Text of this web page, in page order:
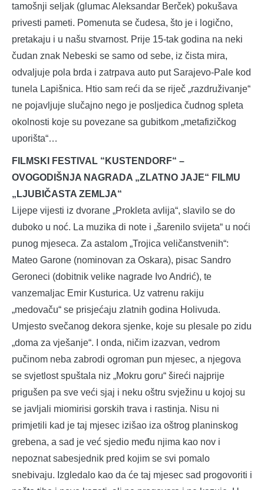
tamošnji seljak (glumac Aleksandar Berček) pokušava
privesti pameti. Pomenuta se čudesa, što je i logično,
pretakaju i u našu stvarnost. Prije 15-tak godina na neki
čudan znak Nebeski se samo od sebe, iz čista mira,
odvaljuje pola brda i zatrpava auto put Sarajevo-Pale kod
tunela Lapišnica. Htio sam reći da se riječ „razdruživanje“
ne pojavljuje slučajno nego je posljedica čudnog spleta
okolnosti koje su povezane sa gubitkom „metafizičkog
uporišta“…
FILMSKI FESTIVAL “KUSTENDORF“ –
OVOGODIŠNJA NAGRADA „ZLATNO JAJE“ FILMU
„LJUBIČASTA ZEMLJA“
Lijepe vijesti iz dvorane „Prokleta avlija“, slavilo se do
duboko u noć. La muzika di note i „šarenilo svijeta“ u noći
punog mjeseca. Za astalom „Trojica veličanstvenih“:
Mateo Garone (nominovan za Oskara), pisac Sandro
Geroneci (dobitnik velike nagrade Ivo Andrić), te
vanzemaljac Emir Kusturica. Uz vatrenu rakiju
„medovaču“ se prisjećaju zlatnih godina Holivuda.
Umjesto svečanog dekora sjenke, koje su plesale po zidu
„doma za vješanje“. I onda, ničim izazvan, vedrom
pučinom neba zabrodi ogroman pun mjesec, a njegova
se svjetlost spuštala niz „Mokru goru“ šireći najprije
prigušen pa sve veći sjaj i neku oštru svježinu u kojoj su
se javljali miomirisi gorskih trava i rastinja. Nisu ni
primjetili kad je taj mjesec izišao iza oštrog planinskog
grebena, a sad je već sjedio među njima kao nov i
nepoznat sabesjednik pred kojim se svi pomalo
snebivaju. Izgledalo kao da će taj mjesec sad progovoriti i